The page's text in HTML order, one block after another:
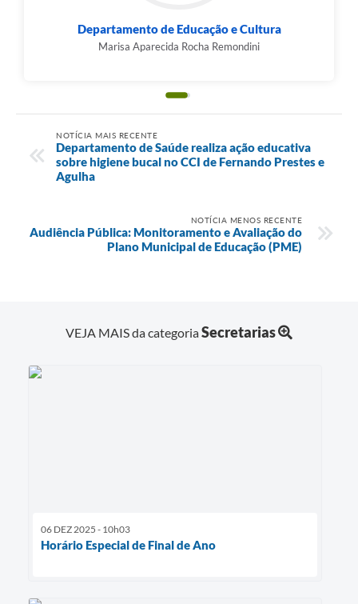
Departamento de Educação e Cultura
Marisa Aparecida Rocha Remondini
NOTÍCIA MAIS RECENTE
Departamento de Saúde realiza ação educativa
sobre higiene bucal no CCI de Fernando Prestes e
Agulha
NOTÍCIA MENOS RECENTE
Audiência Pública: Monitoramento e Avaliação do
Plano Municipal de Educação (PME)
VEJA MAIS da categoriaSecretarias
06 DEZ 2025 - 10h03
Horário Especial de Final de Ano